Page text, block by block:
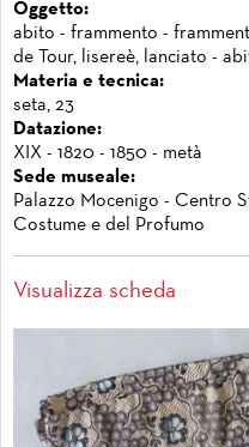
Oggetto:
abito - frammento -
de Tour, lisereè, lanciato -
Materia e tecnica:
seta, 23
Datazione:
XIX - 1820 - 1850 - metà
Sede museale:
Palazzo Mocenigo - Centro
Costume e del Profumo
Visualizza scheda